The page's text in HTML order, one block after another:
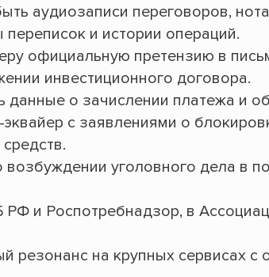
аудиозаписи переговоров,
и истории операций.
официальную претензию в
инвестиционного договора.
данные о зачислении платежа и
с заявлениями о
возбуждении уголовного дела в
и Роспотребнадзор, в
резонанс на крупных сервисах с